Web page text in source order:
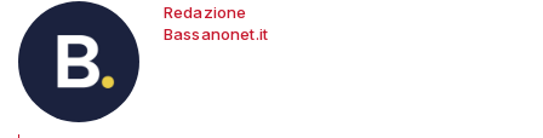
Redazione
Bassanonet.it